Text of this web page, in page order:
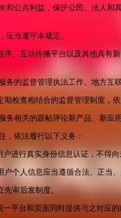
和公共利益，保护公民、法人
应当遵守本规定。
、互动传播平台以及其他具有
务的监督管理执法工作。地方
检查相结合的监督管理制度，
务相关的跟帖评论新产品、新
，依法履行以下义务：
户进行真实身份信息认证，不得
户个人信息应当遵循合法、正
先审后发制度。
平台和页面同时提供与之对应的